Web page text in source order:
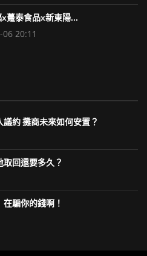
x躉泰食品x新東陽...
20:11
約 攤商未來如何安置？
回還要多久？
騙你的錢啊！